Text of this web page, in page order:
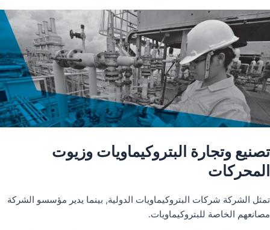
تصنيع وتجارة البتروكيماويات وزيوت
المحركات
تمثل الشركة شركات البتروكيماويات الدولية, بينما يدير مؤسسو الشركة
مصانعهم الخاصة للبتروكيماويات.